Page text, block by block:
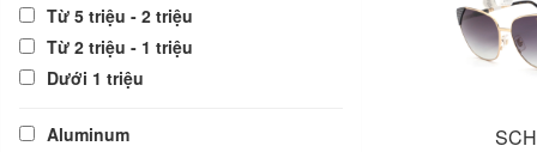
Từ 5 triệu - 2 triệu
Từ 2 triệu - 1 triệu
Dưới 1 triệu
Aluminum